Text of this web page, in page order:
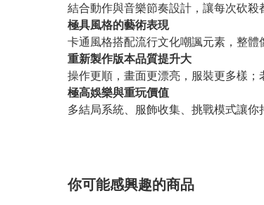
結合動作與音樂節奏設計，讓每次砍殺
極具風格的藝術表現
卡通風格搭配流行文化嘲諷元素，整體
重新製作版本品質提升大
操作更順，畫面更漂亮，服裝更多樣；
極高娛樂與重玩價值
多結局系統、服飾收集、挑戰模式讓你
你可能感興趣的商品